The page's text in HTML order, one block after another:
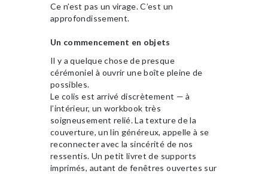
Ce n’est pas un virage. C’est un
approfondissement.
Un commencement en objets
Il y a quelque chose de presque
cérémoniel à ouvrir une boîte pleine de
possibles.
Le colis est arrivé discrètement — à
l’intérieur, un workbook très
soigneusement relié. La texture de la
couverture, un lin généreux, appelle à se
reconnecter avec la sincérité de nos
ressentis. Un petit livret de supports
imprimés, autant de fenêtres ouvertes sur